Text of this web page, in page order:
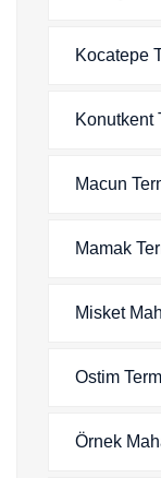
Kocatepe
Konutkent
Macun
Mamak
Misket
Ostim
Örnek